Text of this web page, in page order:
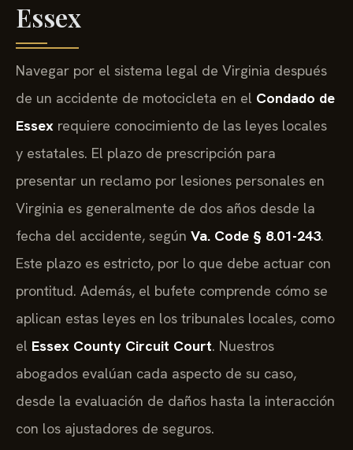
Essex
Navegar por el sistema legal de Virginia después
de un accidente de motocicleta en el Condado de
Essex requiere conocimiento de las leyes locales
y estatales. El plazo de prescripción para
presentar un reclamo por lesiones personales en
Virginia es generalmente de dos años desde la
fecha del accidente, según Va. Code § 8.01-243.
Este plazo es estricto, por lo que debe actuar con
prontitud. Además, el bufete comprende cómo se
aplican estas leyes en los tribunales locales, como
el Essex County Circuit Court. Nuestros
abogados evalúan cada aspecto de su caso,
desde la evaluación de daños hasta la interacción
con los ajustadores de seguros.